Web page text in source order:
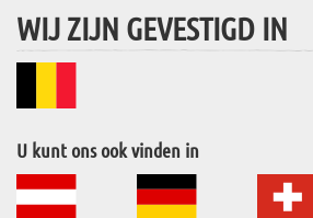
WIJ ZIJN GEVESTIGD IN
U kunt ons ook vinden in